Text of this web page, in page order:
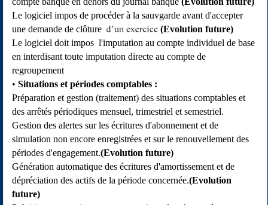
Le logiciel impos de procéder à la sauvgarde avant d'accepter
une demande de clôture
(Evolution future)
Le logiciel doit impos l'imputation au compte individuel de base
en interdisant toute imputation directe au compte de
regroupement
Situations et périodes comptables :
Préparation et gestion (traitement) des situations comptables et
des arrêtés périodiques mensuel, trimestriel et semestriel.
Gestion des alertes sur les écritures d'abonnement et de
simulation non encore enregistrées et sur le renouvellement des
périodes d'engagement.(Evolution future)
Génération automatique des écritures d'amortissement et de
dépréciation des actifs de la période concernée.(Evolution
future)